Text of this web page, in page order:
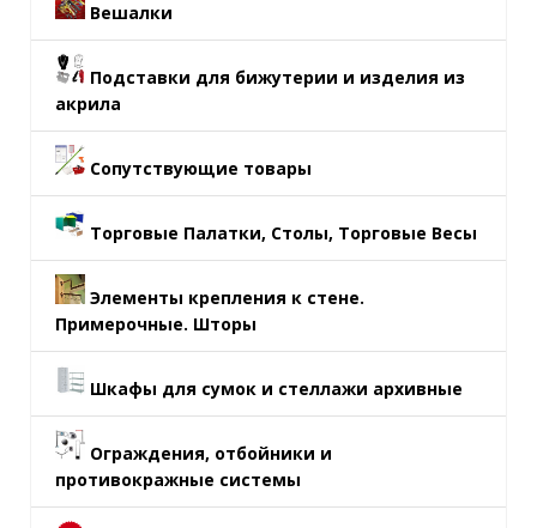
Вешалки
Подставки для бижутерии и изделия из
акрила
Сопутствующие товары
Торговые Палатки, Столы, Торговые Весы
Элементы крепления к стене.
Примерочные. Шторы
Шкафы для сумок и стеллажи архивные
Ограждения, отбойники и
противокражные системы